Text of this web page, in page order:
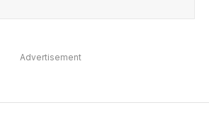
Advertisement